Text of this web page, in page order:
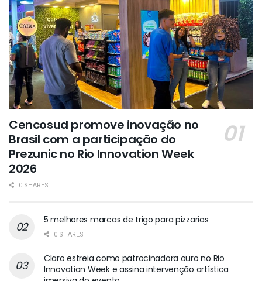
Cencosud promove inovação no
Brasil com a participação do
Prezunic no Rio Innovation Week
2026
0 SHARES
5 melhores marcas de trigo para pizzarias
0 SHARES
Claro estreia como patrocinadora ouro no Rio
Innovation Week e assina intervenção artística